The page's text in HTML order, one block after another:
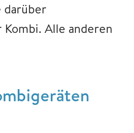
darüber
Alle anderen